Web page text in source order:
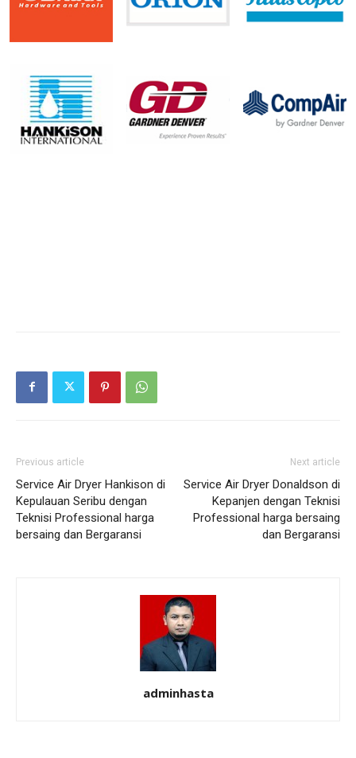
Previous article
Service Air Dryer Hankison di
Kepulauan Seribu dengan
Teknisi Professional harga
bersaing dan Bergaransi
Next article
Service Air Dryer Donaldson di
Kepanjen dengan Teknisi
Professional harga bersaing
dan Bergaransi
adminhasta